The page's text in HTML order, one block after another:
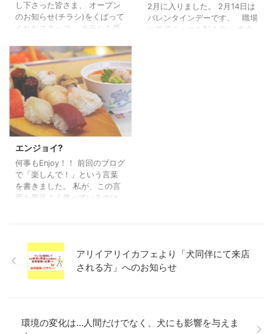
し下さった皆さま、 オープン
のお知らせ(チラシ)をくばって
くれたスタッフ、 チラシを受
地域の皆さま、 そして、弊社
関係者の皆さん、 『感謝』で
す。
2月に入りました。 2月14日は
バレンタインデーです。 職場
に義理チョコを配る方、 本命
エンジョイ?
何事もEnjoy！！ 前回のブログ
で「楽しんで！」という言葉
を書きました。 私が、この言
葉を最近よく使っているのは…
んに入った時でした。 ハワイ
にいるのに、とても忙しくて
友人には「ハワイで一番忙し
い人」と 笑われていた時期で
りました。 そのご家族しかお
アリイアリイカフェより「犬同伴にて来店
される方」へのお知らせ
環境の変化は…人間だけでなく、犬にも影響を与えま